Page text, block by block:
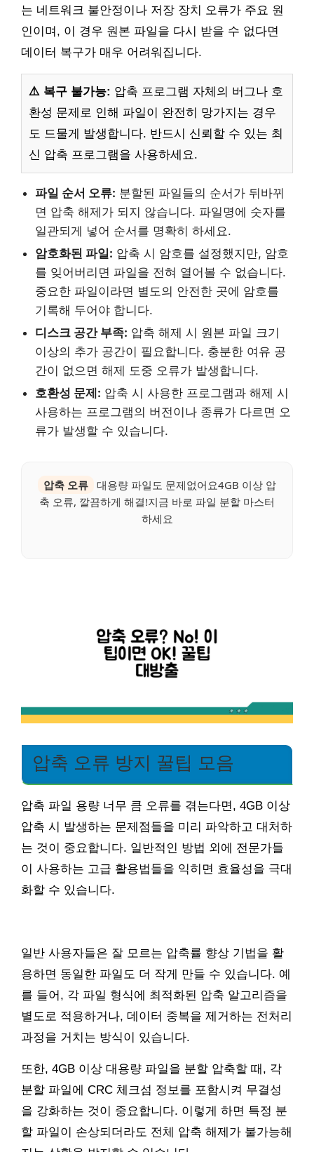
는 네트워크 불안정이나 저장 장치 오류가 주요 원
인이며, 이 경우 원본 파일을 다시 받을 수 없다면
데이터 복구가 매우 어려워집니다.
⚠️ 복구 불가능: 압축 프로그램 자체의 버그나 호
환성 문제로 인해 파일이 완전히 망가지는 경우
도 드물게 발생합니다. 반드시 신뢰할 수 있는 최
신 압축 프로그램을 사용하세요.
파일 순서 오류: 분할된 파일들의 순서가 뒤바뀌
면 압축 해제가 되지 않습니다. 파일명에 숫자를
일관되게 넣어 순서를 명확히 하세요.
암호화된 파일: 압축 시 암호를 설정했지만, 암호
를 잊어버리면 파일을 전혀 열어볼 수 없습니다.
중요한 파일이라면 별도의 안전한 곳에 암호를
기록해 두어야 합니다.
디스크 공간 부족: 압축 해제 시 원본 파일 크기
이상의 추가 공간이 필요합니다. 충분한 여유 공
간이 없으면 해제 도중 오류가 발생합니다.
호환성 문제: 압축 시 사용한 프로그램과 해제 시
사용하는 프로그램의 버전이나 종류가 다르면 오
류가 발생할 수 있습니다.
압축 오류 대용량 파일도 문제없어요4GB 이상 압
축 오류, 깔끔하게 해결!지금 바로 파일 분할 마스터
하세요
압축 오류 방지 꿀팁 모음
압축 파일 용량 너무 큼 오류를 겪는다면, 4GB 이상
압축 시 발생하는 문제점들을 미리 파악하고 대처하
는 것이 중요합니다. 일반적인 방법 외에 전문가들
이 사용하는 고급 활용법들을 익히면 효율성을 극대
화할 수 있습니다.
일반 사용자들은 잘 모르는 압축률 향상 기법을 활
용하면 동일한 파일도 더 작게 만들 수 있습니다. 예
를 들어, 각 파일 형식에 최적화된 압축 알고리즘을
별도로 적용하거나, 데이터 중복을 제거하는 전처리
과정을 거치는 방식이 있습니다.
또한, 4GB 이상 대용량 파일을 분할 압축할 때, 각
분할 파일에 CRC 체크섬 정보를 포함시켜 무결성
을 강화하는 것이 중요합니다. 이렇게 하면 특정 분
할 파일이 손상되더라도 전체 압축 해제가 불가능해